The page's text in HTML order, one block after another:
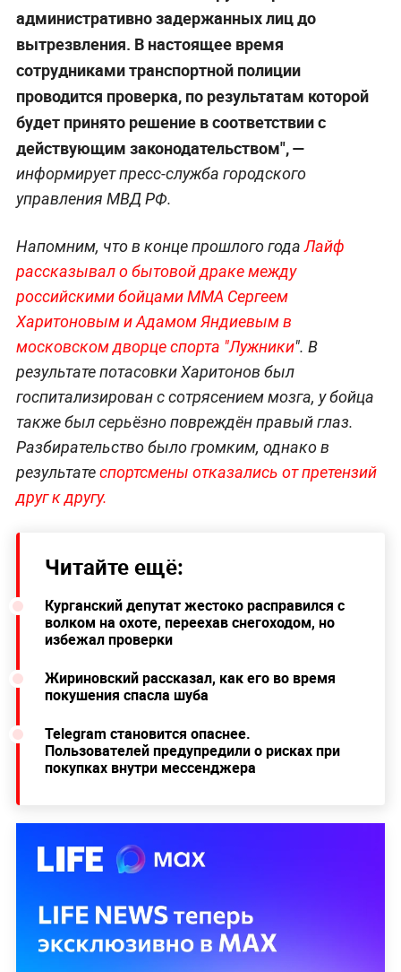
административно задержанных лиц до
вытрезвления. В настоящее время
сотрудниками транспортной полиции
проводится проверка, по результатам которой
будет принято решение в соответствии с
действующим законодательством",—
информирует пресс-служба городского
управления МВД РФ.
Напомним, что в конце прошлого годаЛайф
рассказывал о бытовой драке между
российскими бойцами ММА Сергеем
Харитоновым и Адамом Яндиевым в
московском дворце спорта "Лужники". В
результате потасовки Харитонов был
госпитализирован с сотрясением мозга, у бойца
также был серьёзно повреждён правый глаз.
Разбирательство было громким, однако в
результатеспортсмены отказались от претензий
друг к другу.
Читайте ещё:
Курганский депутат жестоко расправился с
волком на охоте, переехав снегоходом, но
избежал проверки
Жириновский рассказал, как его во время
покушения спасла шуба
Telegram становится опаснее.
Пользователей предупредили о рисках при
покупках внутри мессенджера